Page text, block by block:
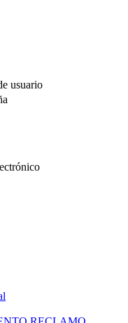
usuario